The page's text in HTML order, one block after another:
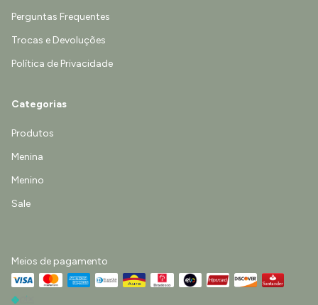
Perguntas Frequentes
Trocas e Devoluções
Política de Privacidade
Categorias
Produtos
Menina
Menino
Sale
Meios de pagamento